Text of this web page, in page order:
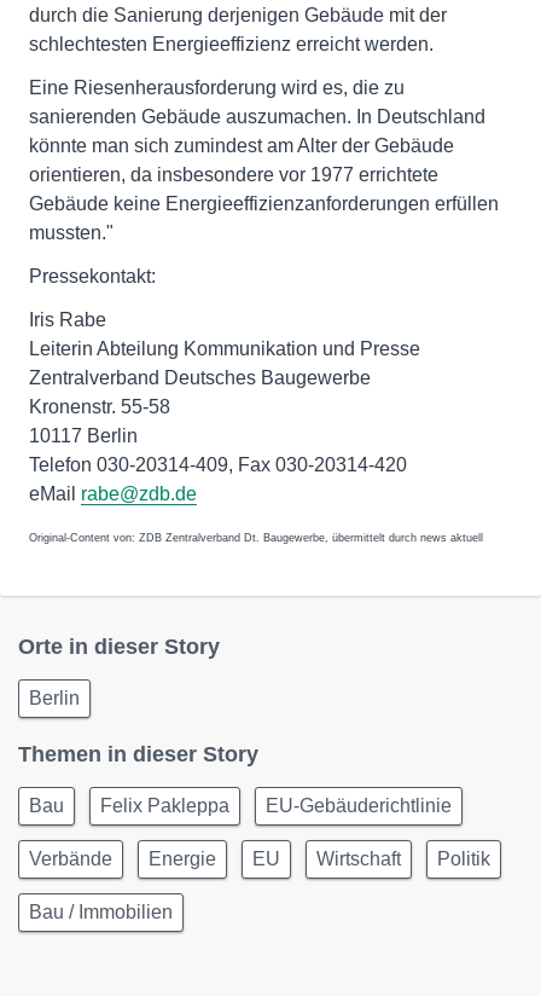
durch die Sanierung derjenigen Gebäude mit der
schlechtesten Energieeffizienz erreicht werden.
Eine Riesenherausforderung wird es, die zu
sanierenden Gebäude auszumachen. In Deutschland
könnte man sich zumindest am Alter der Gebäude
orientieren, da insbesondere vor 1977 errichtete
Gebäude keine Energieeffizienzanforderungen erfüllen
mussten."
Pressekontakt:
Iris Rabe
Leiterin Abteilung Kommunikation und Presse
Zentralverband Deutsches Baugewerbe
Kronenstr. 55-58
10117 Berlin
Telefon 030-20314-409, Fax 030-20314-420
eMail rabe@zdb.de
Original-Content von: ZDB Zentralverband Dt. Baugewerbe, übermittelt durch news aktuell
Orte in dieser Story
Berlin
Themen in dieser Story
Bau Felix Pakleppa EU-Gebäuderichtlinie
Verbände Energie EU Wirtschaft Politik
Bau / Immobilien